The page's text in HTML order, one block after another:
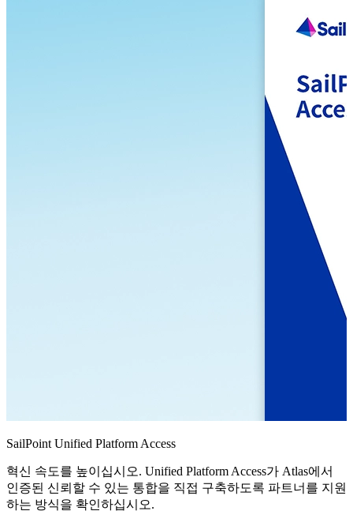
SailPoint Unified Platform Access
혁신 속도를 높이십시오. Unified Platform Access가 Atlas에서
인증된 신뢰할 수 있는 통합을 직접 구축하도록 파트너를 지원
하는 방식을 확인하십시오.